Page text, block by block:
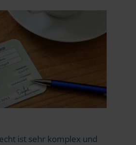
ist sehr komplex und